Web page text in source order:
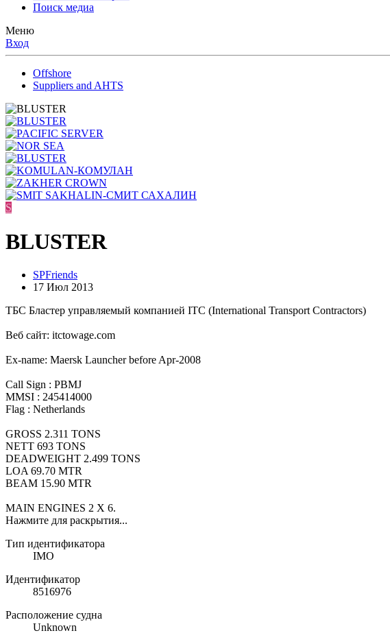
Поиск медиа
Меню
Вход
Offshore
Suppliers and AHTS
S
BLUSTER
SPFriends
17 Июл 2013
ТБС Бластер управляемый компанией ITC (International Transport Contractors)
Веб сайт: itctowage.com
Ex-name: Maersk Launcher before Apr-2008
Call Sign : PBMJ
MMSI : 245414000
Flag : Netherlands
GROSS 2.311 TONS
NETT 693 TONS
DEADWEIGHT 2.499 TONS
LOA 69.70 MTR
BEAM 15.90 MTR
MAIN ENGINES 2 X 6.
Нажмите для раскрытия...
Тип идентификатора
IMO
Идентификатор
8516976
Расположение судна
Unknown